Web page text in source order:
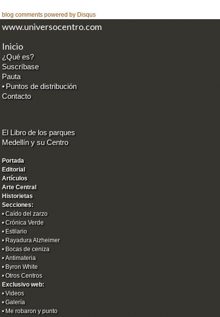
blog comments powered by Disqus
www.universocentro.com
Inicio
¿Qué es?
Suscríbase
Pauta
• Puntos de distribución
Contacto
El Libro de los parques
Medellín y su Centro
Portada
Editorial
Artículos
Arte Central
Historietas
Secciones:
•Caído del zarzo
•Crónica Verde
• Estilario
• Rayadura Alzheimer
• Bocas de ceniza
•Antimateria
• Byron White
•Otros Centros
Exclusivo web:
•Videos
•Galería
• Me robaron y punto